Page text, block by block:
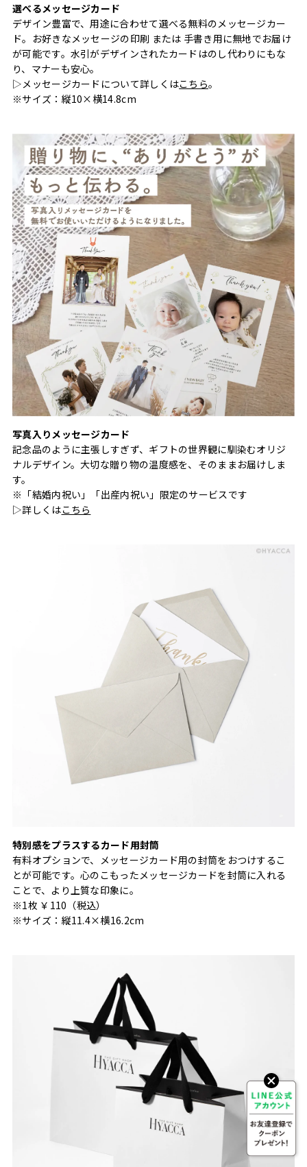
選べるメッセージカード
デザイン豊富で、用途に合わせて選べる無料のメッセージカー
ド。お好きなメッセージの印刷 または 手書き用に無地でお届け
が可能です。水引がデザインされたカードはのし代わりにもな
り、マナーも安心。
▷メッセージカードについて詳しくはこちら。
※サイズ：縦10×横14.8cm
写真入りメッセージカード
記念品のように主張しすぎず、ギフトの世界観に馴染むオリジ
ナルデザイン。大切な贈り物の温度感を、そのままお届けしま
す。
※「結婚内祝い」「出産内祝い」限定のサービスです
▷詳しくはこちら
特別感をプラスするカード用封筒
有料オプションで、メッセージカード用の封筒をおつけするこ
とが可能です。心のこもったメッセージカードを封筒に入れる
ことで、より上質な印象に。
※1枚 ￥110（税込）
※サイズ：縦11.4×横16.2cm